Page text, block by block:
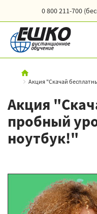
0 800 211-700
Акция "Скачай
Акция
пробный
ноутбук!"